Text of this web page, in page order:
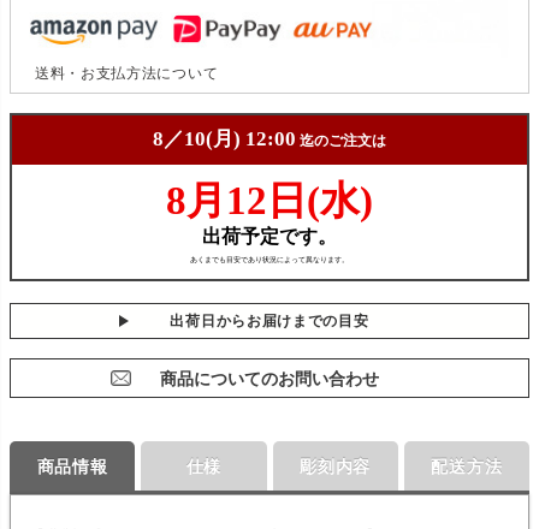
送料・お支払方法について
出荷日からお届けまでの目安
商品についてのお問い合わせ
商品情報 仕様 彫刻内容 配送方法